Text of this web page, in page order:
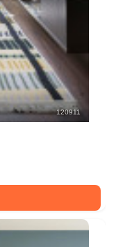
120911